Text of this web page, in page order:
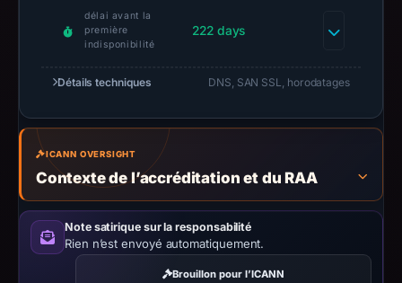
Context:
International
Co.,
IP
address
172.67.163.141,
registration
date
délai avant la
première
indisponibilité
222 days
Détails techniques DNS, SAN SSL, horodatages
ICANN OVERSIGHT
Contexte de l’accréditation et du RAA
Note satirique sur la responsabilité
Rien n’est envoyé automatiquement.
Brouillon pour l’ICANN